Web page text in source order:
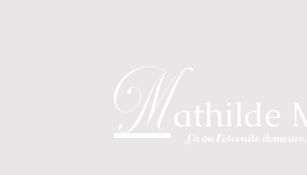
athilde
M Là où l'éternité